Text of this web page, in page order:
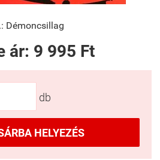
Démoncsillag
ár: 9 995 Ft
db
HELYEZÉS